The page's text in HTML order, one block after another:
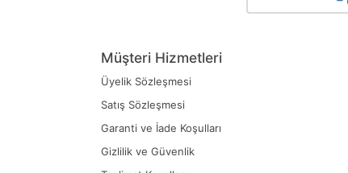
Müşteri Hizmetleri
Üyelik Sözleşmesi
Satış Sözleşmesi
Garanti ve İade Koşulları
Gizlilik ve Güvenlik